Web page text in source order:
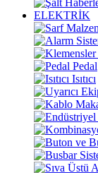
ELEKTRİK
Pedal
Isıtıcı